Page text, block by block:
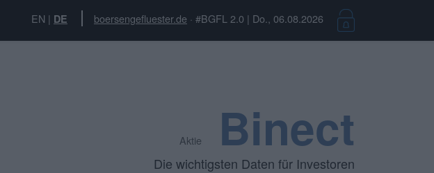
EN | DE boersengefluester.de · #BGFL 2.0 | Do., 06.08.2026
Aktie Binect
Die wichtigsten Daten für Investoren